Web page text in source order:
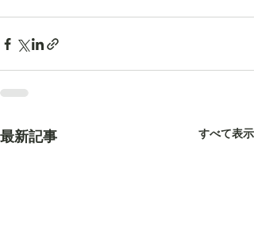
最新記事 すべて表示